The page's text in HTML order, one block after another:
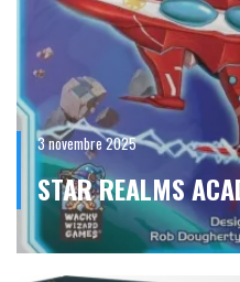
3 novembre 2025
STAR REALMS